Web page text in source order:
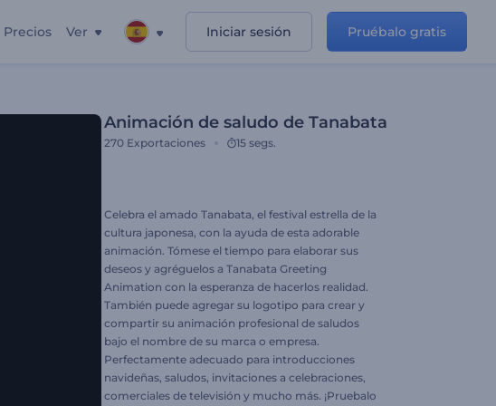
Precios Ver Iniciar sesión Pruébalo gratis
Animación de saludo de Tanabata
270 Exportaciones 15 segs.
Celebra el amado Tanabata, el festival estrella de la
cultura japonesa, con la ayuda de esta adorable
animación. Tómese el tiempo para elaborar sus
deseos y agréguelos a Tanabata Greeting
Animation con la esperanza de hacerlos realidad.
También puede agregar su logotipo para crear y
compartir su animación profesional de saludos
bajo el nombre de su marca o empresa.
Perfectamente adecuado para introducciones
navideñas, saludos, invitaciones a celebraciones,
comerciales de televisión y mucho más. ¡Pruebalo